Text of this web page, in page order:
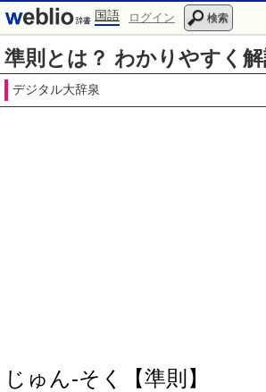
国語 ログイン 検索
準則とは？ わかりやすく
デジタル大辞泉
じゅん‐そく【準則】